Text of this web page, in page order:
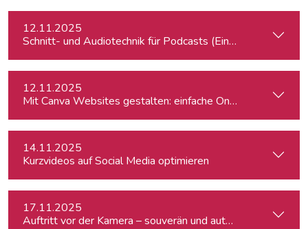
12.11.2025
Schnitt- und Audiotechnik für Podcasts (Einsteiger:innen)
12.11.2025
Mit Canva Websites gestalten: einfache One-Pager für
14.11.2025
Kurzvideos auf Social Media optimieren
17.11.2025
Auftritt vor der Kamera – souverän und authentisch